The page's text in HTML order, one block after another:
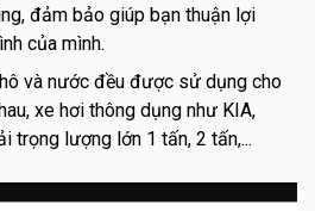
đảm bảo giúp bạn thuận lợi
của mình.
và nước đều được sử dụng cho
xe hơi thông dụng như KIA,
trọng lượng lớn 1 tấn, 2 tấn,...